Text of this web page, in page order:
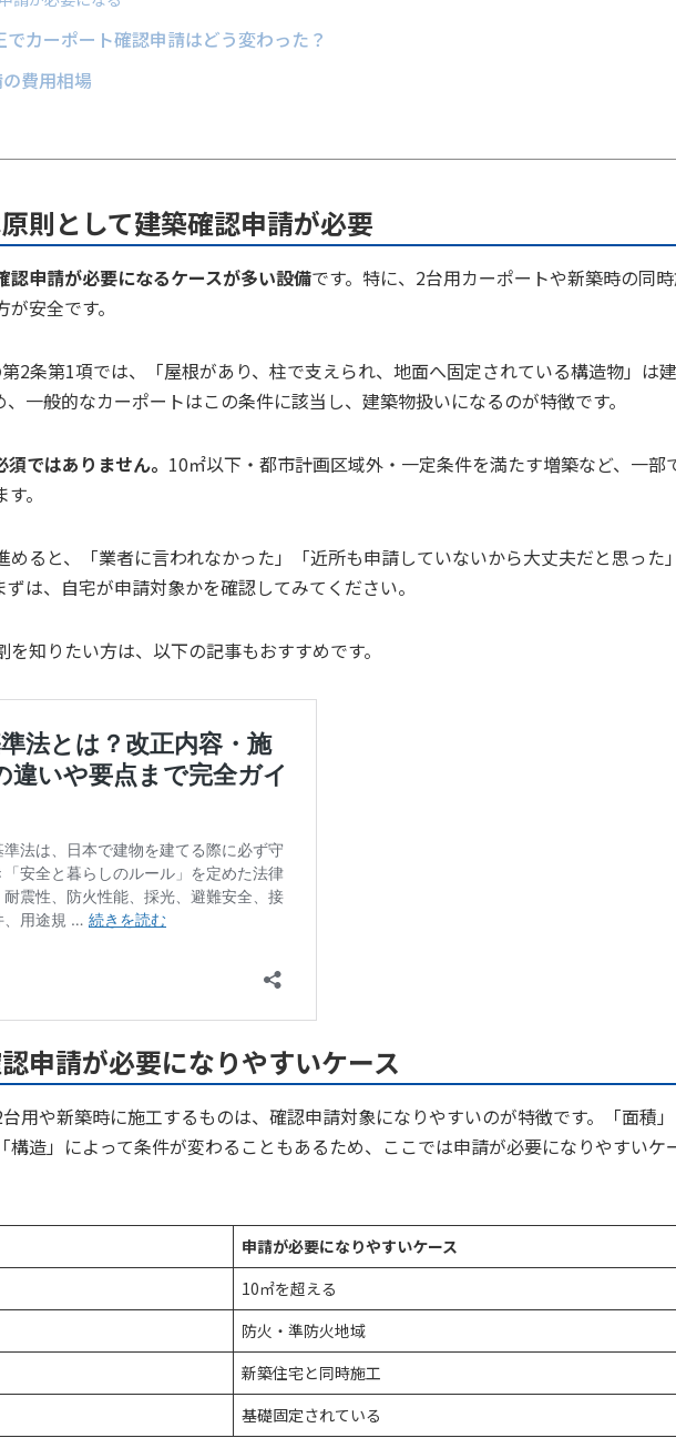
カーポート確認申請はどう変わった？
費用相場
則として建築確認申請が必要
認申請が必要になるケースが多い設備です。特に、2台用カーポートや新築時の同
安全です。
2条第1項では、「屋根があり、柱で支えられ、地面へ固定されている構造物」は
一般的なカーポートはこの条件に該当し、建築物扱いになるのが特徴です。
ではありません。 10㎡以下・都市計画区域外・一定条件を満たす増築など、一部
。
めると、「業者に言われなかった」「近所も申請していないから大丈夫だと思った
は、自宅が申請対象かを確認してみてください。
知りたい方は、以下の記事もおすすめです。
申請が必要になりやすいケース
用や新築時に施工するものは、確認申請対象になりやすいのが特徴です。「面積」
構造」によって条件が変わることもあるため、ここでは申請が必要になりやすいケ
申請が必要になりやすいケース
10㎡を超える
防火・準防火地域
新築住宅と同時施工
基礎固定されている